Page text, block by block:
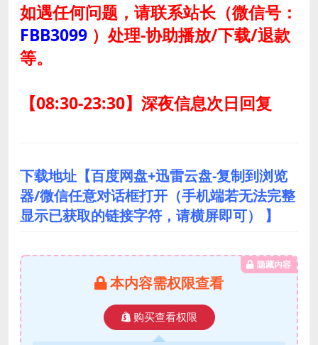
如遇任何问题，请联系站长（微信号：
FBB3099 ） 处理-协助播放/下载/退款
等。
【08:30-23:30】深夜信息次日回复
下载地址【百度网盘+迅雷云盘-复制到浏览
器/微信任意对话框打开（手机端若无法完整
显示已获取的链接字符，请横屏即可） 】
隐藏内容
本内容需权限查看
购买查看权限